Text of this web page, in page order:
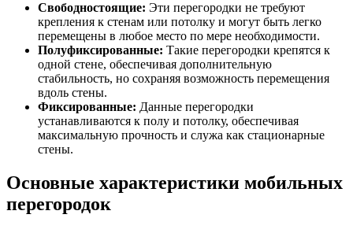
Свободностоящие: Эти перегородки не требуют
крепления к стенам или потолку и могут быть легко
перемещены в любое место по мере необходимости.
Полуфиксированные: Такие перегородки крепятся к
одной стене, обеспечивая дополнительную
стабильность, но сохраняя возможность перемещения
вдоль стены.
Фиксированные: Данные перегородки
устанавливаются к полу и потолку, обеспечивая
максимальную прочность и служа как стационарные
стены.
Основные характеристики мобильных
перегородок